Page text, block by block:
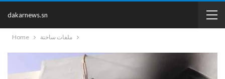
dakarnews.sn
Home ملفات ساخنة